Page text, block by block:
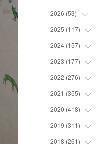
2026 (53)
(1)
(5)
(7)
(11
(8)
(6)
(8)
( 7)
2025 (117)
(11
(12
(12
(13
(6)
(5)
(3)
2024 (157)
(13
(13
(10
(13
(11
(11
2023 (177)
(20
(10
(11
(13
(15
2022 (276)
(17
(16
(21
(21
2021 (355)
(19
(12
(16
2020 (418)
(44
(59
2019 (311)
(25
2018 (261)